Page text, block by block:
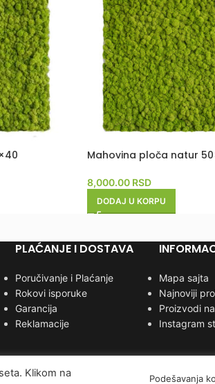
Mahovina ploča natur
8,000.00 RSD
DODAJ U KORPU
PLAĆANJE I DOSTAVA
Poručivanje i Plaćanje
Rokovi isporuke
Garancija
Reklamacije
Mapa sajta
Najnoviji
Proizvodi
Instagram
Klikom na
Podešavanja